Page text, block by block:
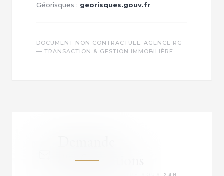
Géorisques : georisques.gouv.fr
DOCUMENT NON CONTRACTUEL. AGENCE RG
— TRANSACTION & GESTION IMMOBILIÈRE.
d'informations
RÉPONSE PRIORITAIRE SOUS 24H